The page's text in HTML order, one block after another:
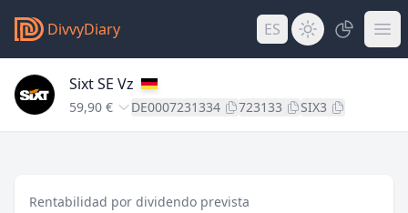
DivvyDiary ES
Sixt SE Vz
59,90 € DE0007231334 723133 SIX3
Rentabilidad por dividendo prevista